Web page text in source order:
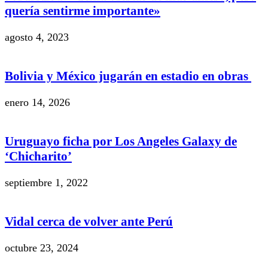
quería sentirme importante»
agosto 4, 2023
Bolivia y México jugarán en estadio en obras
enero 14, 2026
Uruguayo ficha por Los Angeles Galaxy de
‘Chicharito’
septiembre 1, 2022
Vidal cerca de volver ante Perú
octubre 23, 2024